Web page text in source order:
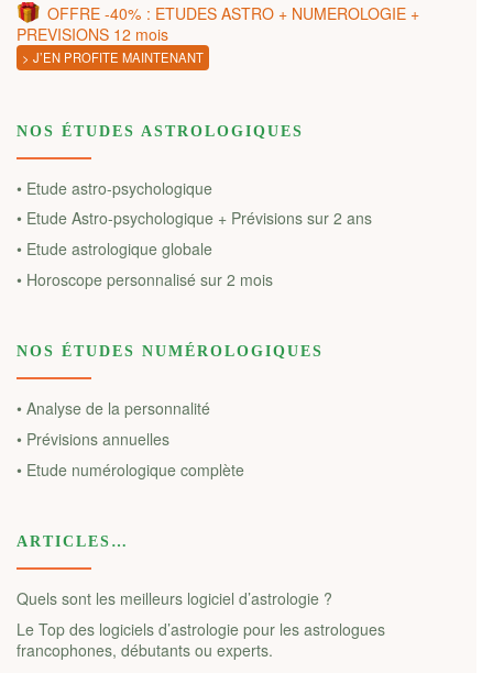
OFFRE -40% : ETUDES ASTRO + NUMEROLOGIE +
PREVISIONS 12 mois
> J’EN PROFITE MAINTENANT
NOS ÉTUDES ASTROLOGIQUES
• Etude astro-psychologique
• Etude Astro-psychologique + Prévisions sur 2 ans
• Etude astrologique globale
• Horoscope personnalisé sur 2 mois
NOS ÉTUDES NUMÉROLOGIQUES
• Analyse de la personnalité
• Prévisions annuelles
• Etude numérologique complète
ARTICLES…
Quels sont les meilleurs logiciel d’astrologie ?
Le Top des logiciels d’astrologie pour les astrologues
francophones, débutants ou experts.